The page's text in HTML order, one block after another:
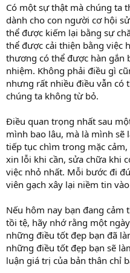
Có một sự thật mà chúng ta
dành cho con người cơ hội
thể được kiếm lại bằng sự
thể được cải thiện bằng việc
thương có thể được hàn gắn
nhiệm. Không phải điều gì
nhưng rất nhiều điều vẫn có
chúng ta không từ bỏ.
Điều quan trọng nhất sau
mình bao lâu, mà là mình sẽ
tiếp tục chìm trong mặc
xin lỗi khi cần, sửa chữa khi
việc nhỏ nhất. Mỗi bước đi
viên gạch xây lại niềm tin
Nếu hôm nay bạn đang
tồi tệ, hãy nhớ rằng một
những điều tốt đẹp bạn đã
những điều tốt đẹp bạn sẽ
luận giá trị của bản thân chỉ